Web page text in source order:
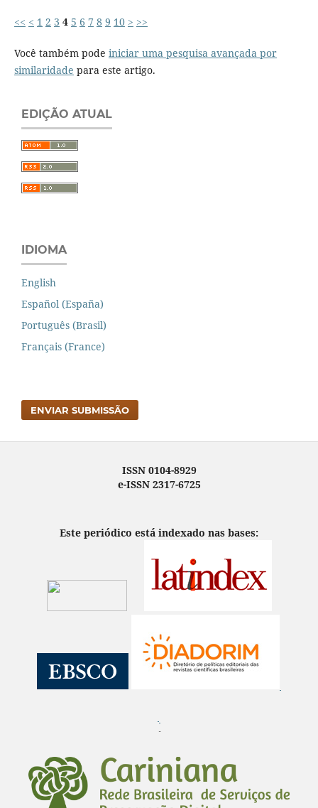
<< < 1 2 3 4 5 6 7 8 9 10 > >>
Você também pode iniciar uma pesquisa avançada por
similaridade para este artigo.
EDIÇÃO ATUAL
IDIOMA
English
Español (España)
Português (Brasil)
Français (France)
ENVIAR SUBMISSÃO
ISSN 0104-8929
e-ISSN 2317-6725
Este periódico está indexado nas bases:
¨